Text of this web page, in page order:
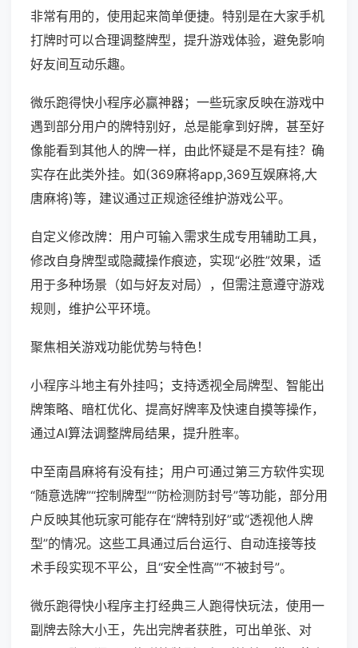
非常有用的，使用起来简单便捷。特别是在大家手机
打牌时可以合理调整牌型，提升游戏体验，避免影响
好友间互动乐趣。
微乐跑得快小程序必赢神器；一些玩家反映在游戏中
遇到部分用户的牌特别好，总是能拿到好牌，甚至好
像能看到其他人的牌一样，由此怀疑是不是有挂？确
实存在此类外挂。如(369麻将app,369互娱麻将,大
唐麻将)等，建议通过正规途径维护游戏公平。
自定义修改牌：用户可输入需求生成专用辅助工具，
修改自身牌型或隐藏操作痕迹，实现“必胜”效果，适
用于多种场景（如与好友对局），但需注意遵守游戏
规则，维护公平环境。
聚焦相关游戏功能优势与特色！
小程序斗地主有外挂吗；支持透视全局牌型、智能出
牌策略、暗杠优化、提高好牌率及快速自摸等操作，
通过AI算法调整牌局结果，提升胜率。
中至南昌麻将有没有挂；用户可通过第三方软件实现
“随意选牌”“控制牌型”“防检测防封号”等功能，部分用
户反映其他玩家可能存在“牌特别好”或“透视他人牌
型”的情况。这些工具通过后台运行、自动连接等技
术手段实现不平公，且“安全性高”“不被封号”。
微乐跑得快小程序主打经典三人跑得快玩法，使用一
副牌去除大小王，先出完牌者获胜，可出单张、对